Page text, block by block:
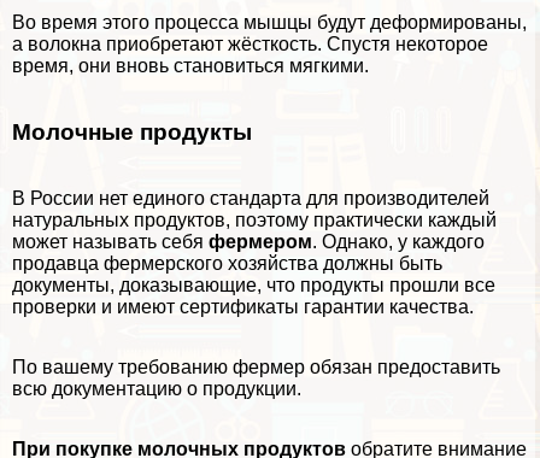
Во время этого процесса мышцы будут деформированы,
а волокна приобретают жёсткость. Спустя некоторое
время, они вновь становиться мягкими.
Молочные продукты
В России нет единого стандарта для производителей
натуральных продуктов, поэтому пpaктически каждый
может называть себя фермером. Однако, у каждого
продавца фермерского хозяйства должны быть
документы, доказывающие, что продукты прошли все
проверки и имеют сертификаты гарантии качества.
По вашему требованию фермер обязан предоставить
всю документацию о продукции.
При покупке молочных продуктов обратите внимание